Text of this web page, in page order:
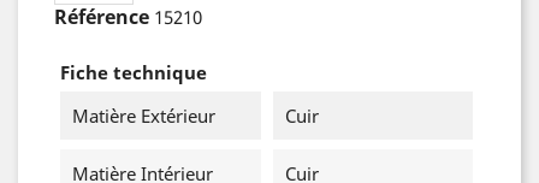
Référence 15210
Fiche technique
Matière Extérieur
Cuir
Matière Intérieur Cuir